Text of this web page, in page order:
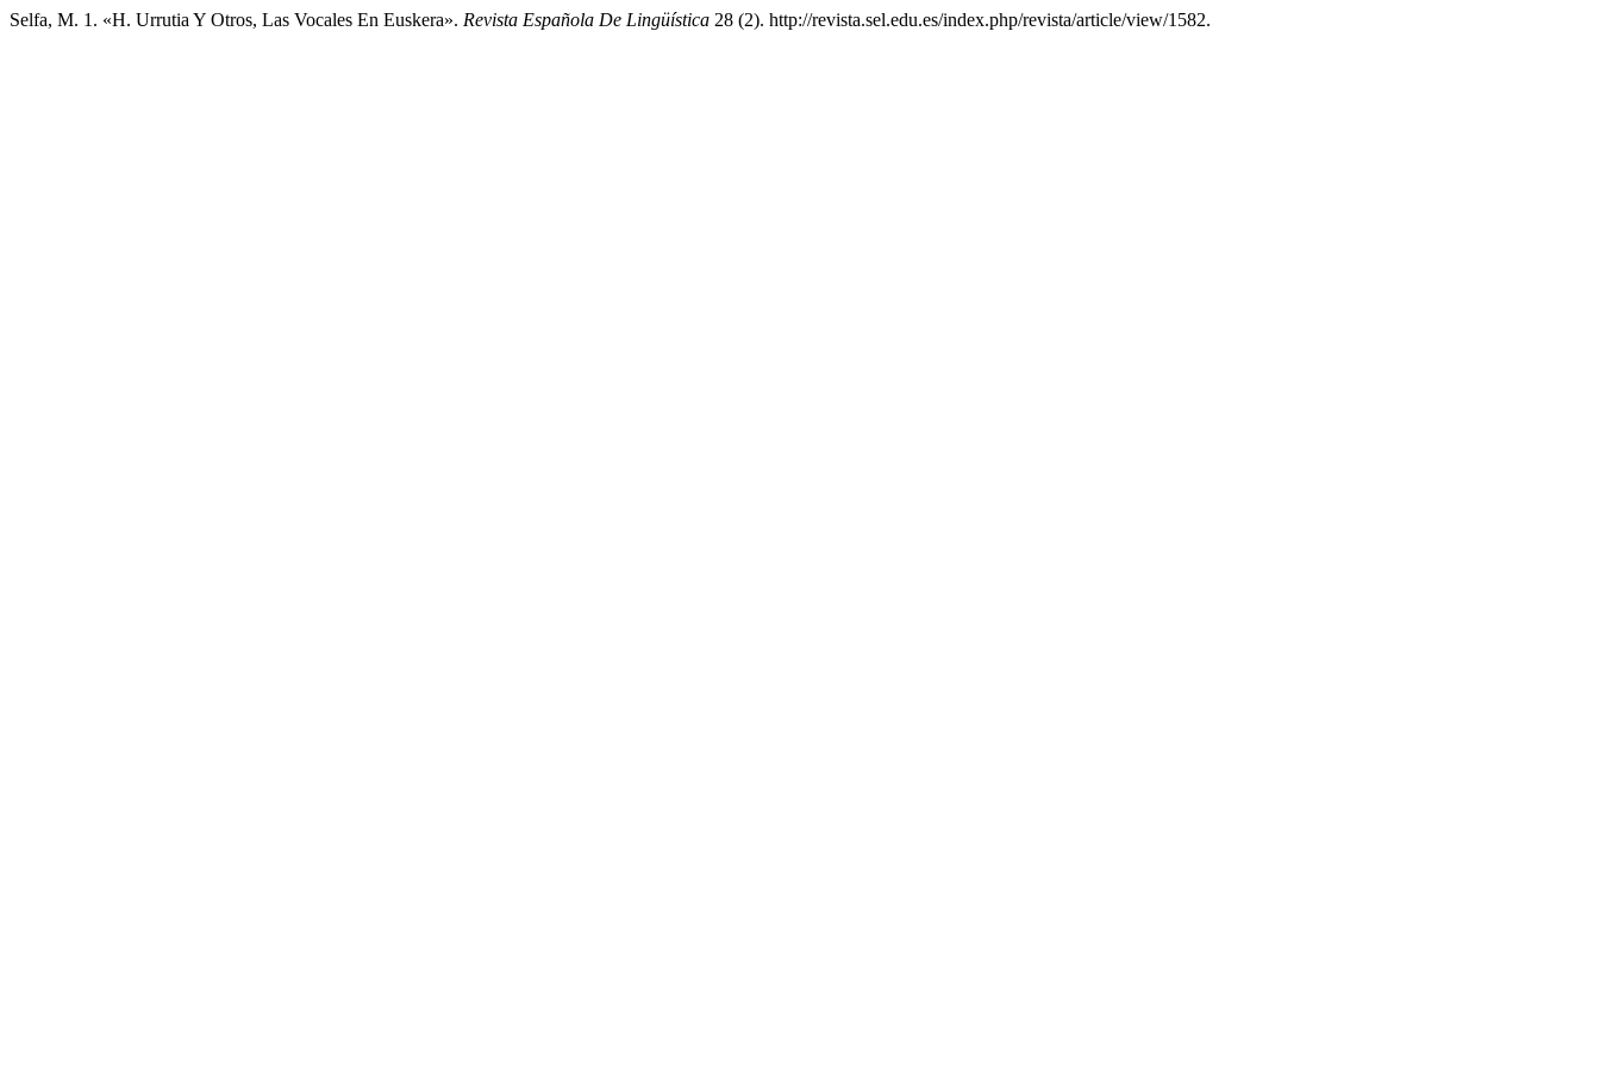
Selfa, M. 1. «H. Urrutia Y Otros, Las Vocales En Euskera». Revista Española De Lingüística 28 (2). http://revista.sel.edu.es/index.php/revista/article/view/1582.